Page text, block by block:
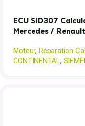
ECU SID307
Mercedes / Renault
Moteur, Réparation
CONTINENTAL,